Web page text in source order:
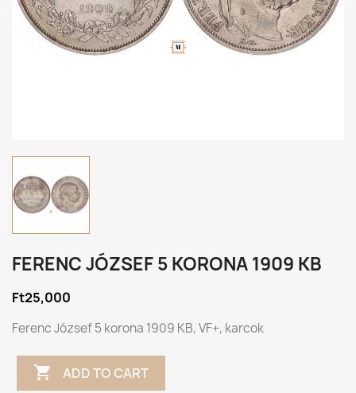
FERENC JÓZSEF 5 KORONA 1909 KB
Ft25,000
Ferenc József 5 korona 1909 KB, VF+, karcok
 ADD TO CART